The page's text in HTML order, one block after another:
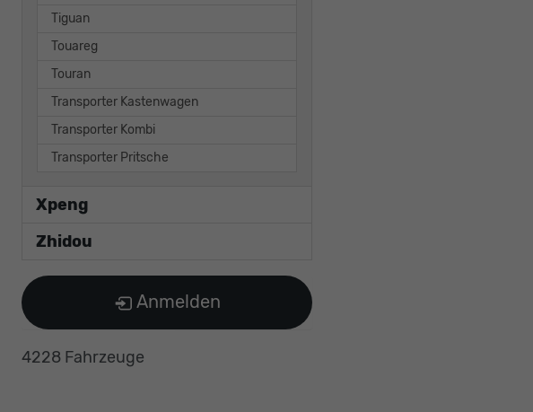
Tiguan
Touareg
Touran
Transporter Kastenwagen
Transporter Kombi
Transporter Pritsche
Xpeng
Zhidou
Anmelden
4228 Fahrzeuge